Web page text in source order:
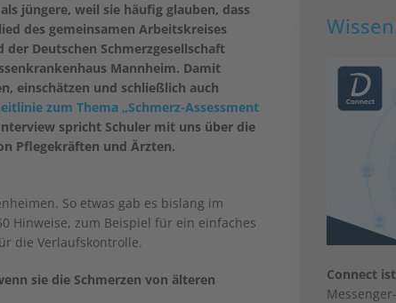
jüngere, weil sie häufig glauben, dass
des gemeinsamen Arbeitskreises
der Deutschen Schmerzgesellschaft
Mannheim. Damit
einschätzen und schließlich auch
zum Thema „Schmerz-Assessment
spricht Schuler mit uns über die
Pflegekräften und Ärzten.
So etwas gab es bislang im
Hinweise, zum Beispiel für ein einfaches
die Verlaufskontrolle.
sie die Schmerzen von älteren
Connect